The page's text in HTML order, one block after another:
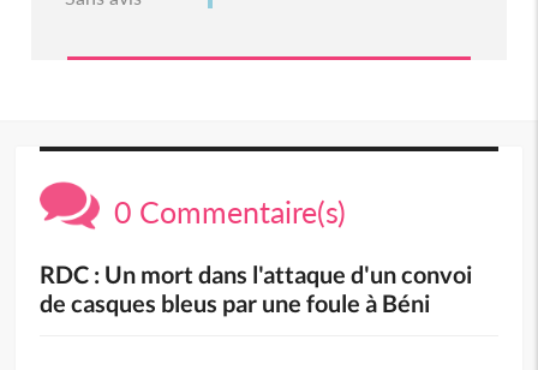
0 Commentaire(s)
RDC : Un mort dans l'attaque d'un convoi
de casques bleus par une foule à Béni